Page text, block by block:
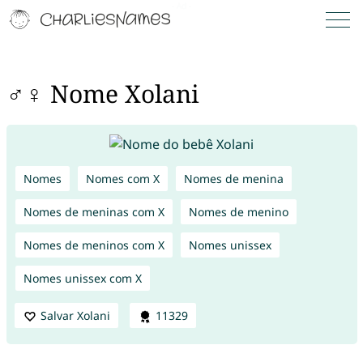
♂♀ Nome Xolani
Nomes Nomes com X Nomes de menina
Nomes de meninas com X Nomes de menino
Nomes de meninos com X Nomes unissex
Nomes unissex com X
Salvar Xolani 11329